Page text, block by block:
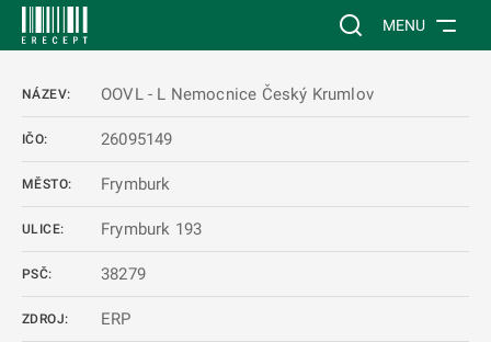
Vyhledávání na
MENU
NÁZEV: OOVL - L Nemocnice Český Krumlov
IČO: 26095149
MĚSTO: Frymburk
ULICE: Frymburk 193
PSČ: 38279
ZDROJ: ERP